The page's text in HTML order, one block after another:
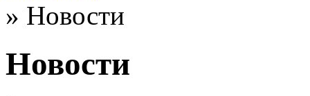
» Новости
Новости